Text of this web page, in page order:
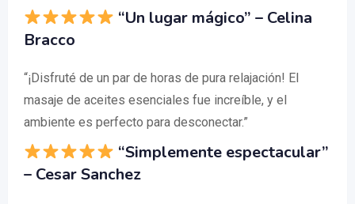
“Un lugar mágico” – Celina
Bracco
“¡Disfruté de un par de horas de pura relajación! El
masaje de aceites esenciales fue increíble, y el
ambiente es perfecto para desconectar.”
“Simplemente espectacular”
– Cesar Sanchez